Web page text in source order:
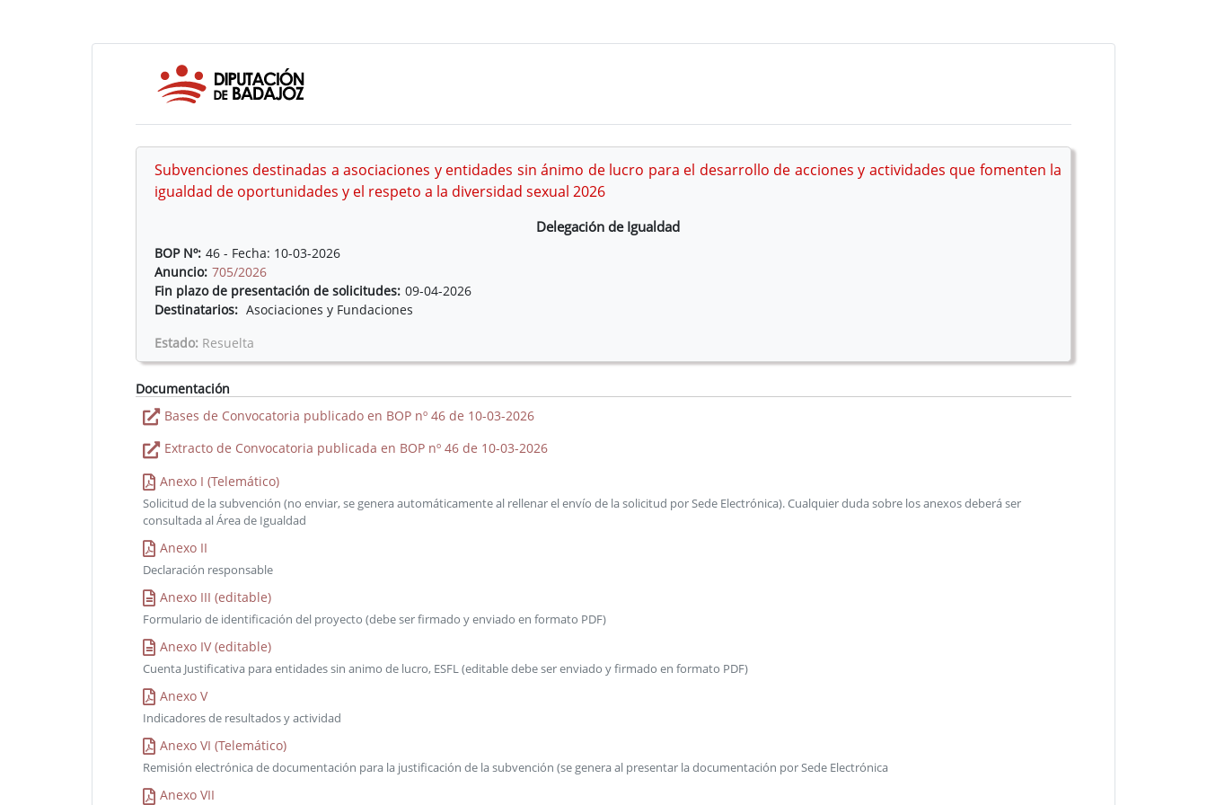
Subvenciones destinadas a asociaciones y entidades sin ánimo de lucro para el desarrollo de acciones y actividades que fomenten la
igualdad de oportunidades y el respeto a la diversidad sexual 2026
Delegación de Igualdad
BOP Nº: 46 - Fecha: 10-03-2026
Anuncio: 705/2026
Fin plazo de presentación de solicitudes: 09-04-2026
Destinatarios: Asociaciones y Fundaciones
Estado: Resuelta
Documentación
Bases de Convocatoria publicado en BOP nº 46 de 10-03-2026
Extracto de Convocatoria publicada en BOP nº 46 de 10-03-2026
Anexo I (Telemático)
Solicitud de la subvención (no enviar, se genera automáticamente al rellenar el envío de la solicitud por Sede Electrónica). Cualquier duda sobre los anexos deberá ser
consultada al Área de Igualdad
Anexo II
Declaración responsable
Anexo III (editable)
Formulario de identificación del proyecto (debe ser firmado y enviado en formato PDF)
Anexo IV (editable)
Cuenta Justificativa para entidades sin animo de lucro, ESFL (editable debe ser enviado y firmado en formato PDF)
Anexo V
Indicadores de resultados y actividad
Anexo VI (Telemático)
Remisión electrónica de documentación para la justificación de la subvención (se genera al presentar la documentación por Sede Electrónica
Anexo VII